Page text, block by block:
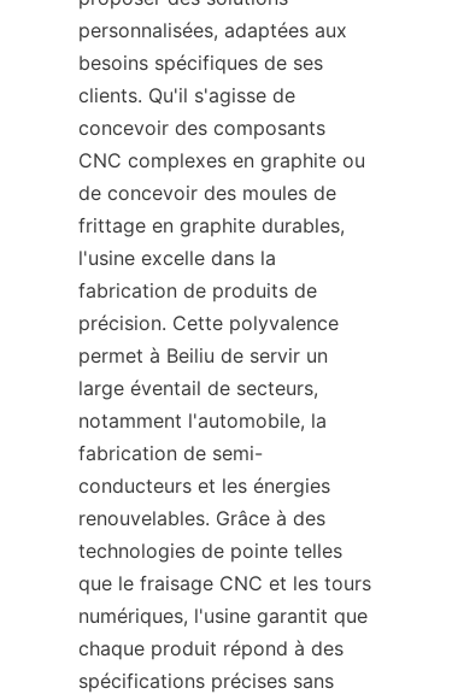
personnalisées, adaptées aux
besoins spécifiques de ses
clients. Qu'il s'agisse de
concevoir des composants
CNC complexes en graphite ou
de concevoir des moules de
frittage en graphite durables,
l'usine excelle dans la
fabrication de produits de
précision. Cette polyvalence
permet à Beiliu de servir un
large éventail de secteurs,
notamment l'automobile, la
fabrication de semi-
conducteurs et les énergies
renouvelables. Grâce à des
technologies de pointe telles
que le fraisage CNC et les tours
numériques, l'usine garantit que
chaque produit répond à des
spécifications précises sans